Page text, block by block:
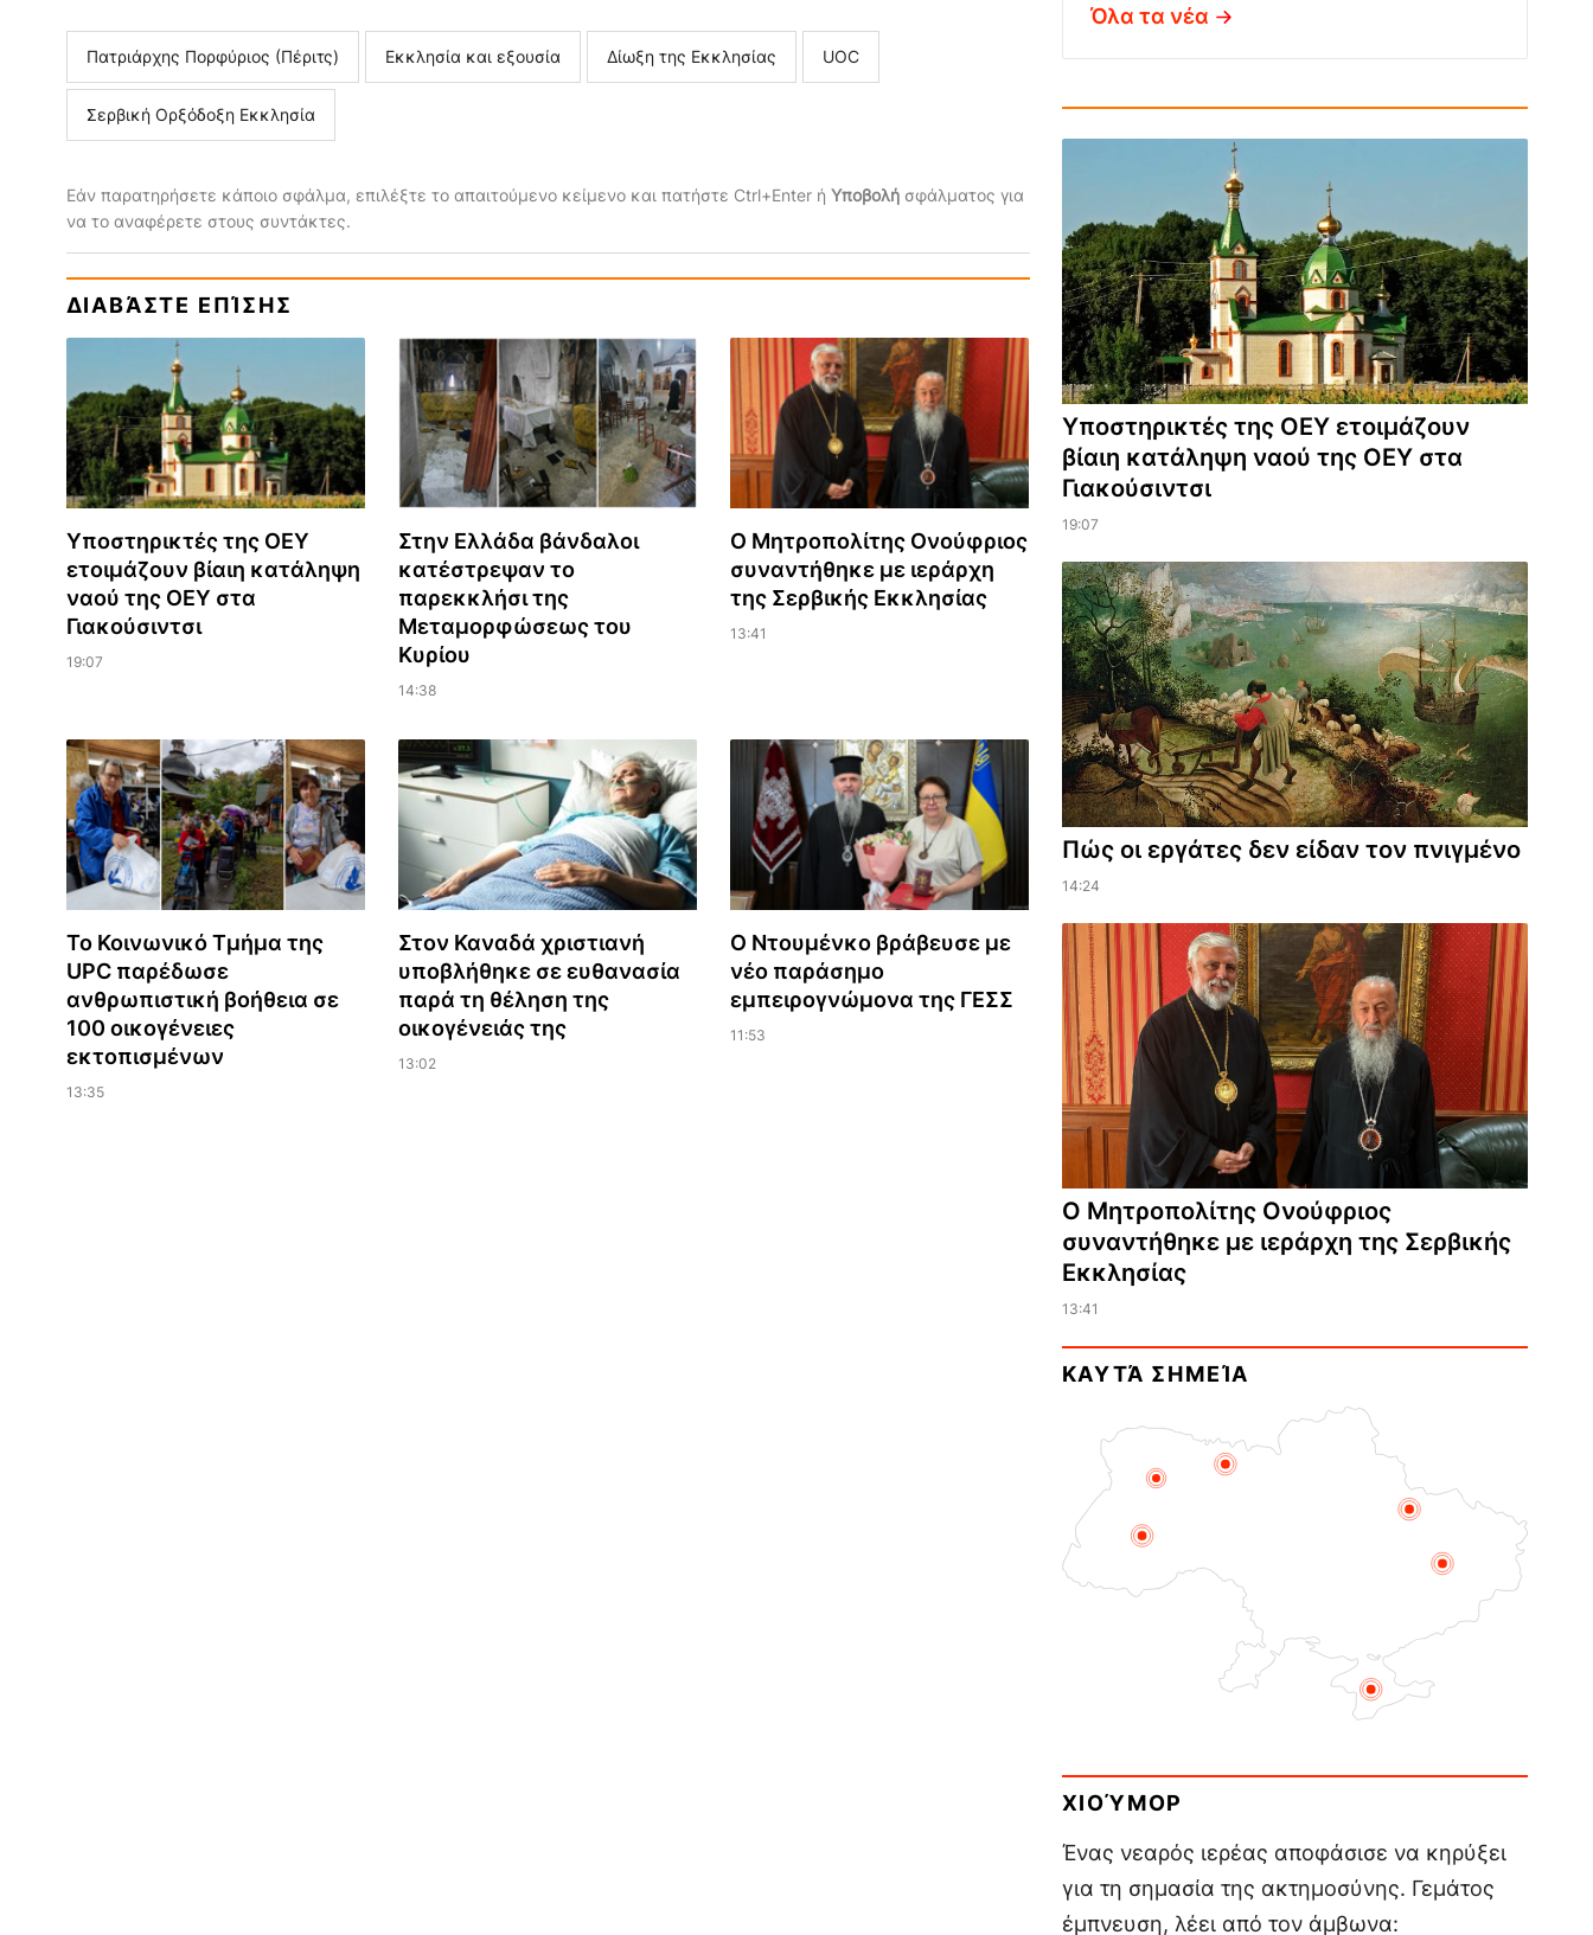
Πατριάρχης Πορφύριος (Πέριτς) Εκκλησία και εξουσία Δίωξη της Εκκλησίας UOC
Σερβική Ορξόδοξη Εκκλησία
Εάν παρατηρήσετε κάποιο σφάλμα, επιλέξτε το απαιτούμενο κείμενο και πατήστε Ctrl+Enter ή Υποβολήσφάλματος για
να το αναφέρετε στους συντάκτες.
ΔΙΑΒΆΣΤΕ ΕΠΊΣΗΣ
Υποστηρικτές της ΟΕΥ
ετοιμάζουν βίαιη κατάληψη
ναού της ΟΕΥ στα
Γιακούσιντσι
19:07
Στην Ελλάδα βάνδαλοι
κατέστρεψαν το
παρεκκλήσι της
Μεταμορφώσεως του
Κυρίου
14:38
Ο Μητροπολίτης Ονούφριος
συναντήθηκε με ιεράρχη
της Σερβικής Εκκλησίας
13:41
Το Κοινωνικό Τμήμα της
UPC παρέδωσε
ανθρωπιστική βοήθεια σε
100 οικογένειες
εκτοπισμένων
13:35
Στον Καναδά χριστιανή
υποβλήθηκε σε ευθανασία
παρά τη θέληση της
οικογένειάς της
13:02
Ο Ντουμένκο βράβευσε με
νέο παράσημο
εμπειρογνώμονα της ΓΕΣΣ
11:53
Όλα τα νέα
Υποστηρικτές της ΟΕΥ ετοιμάζουν
βίαιη κατάληψη ναού της ΟΕΥ στα
Γιακούσιντσι
19:07
Πώς οι εργάτες δεν είδαν τον πνιγμένο
14:24
Ο Μητροπολίτης Ονούφριος
συναντήθηκε με ιεράρχη της Σερβικής
Εκκλησίας
13:41
ΚΑΥΤΆ ΣΗΜΕΊΑ
ΧΙΟΎΜΟΡ
Ένας νεαρός ιερέας αποφάσισε να κηρύξει
για τη σημασία της ακτημοσύνης. Γεμάτος
έμπνευση, λέει από τον άμβωνα: